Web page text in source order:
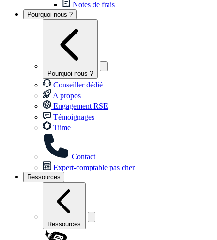
Notes de frais
Pourquoi nous ?
Pourquoi nous ?
Conseiller dédié
A propos
Engagement RSE
Témoignages
Tiime
Contact
Expert-comptable pas cher
Ressources
Ressources